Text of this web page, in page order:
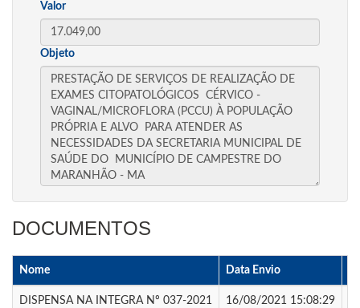
Valor
Objeto
DOCUMENTOS
Nome Data Envio
DISPENSA NA INTEGRA Nº 037-2021 16/08/2021 15:08:29